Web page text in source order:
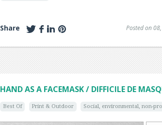
Share Posted on
HAND AS A FACEMASK / DIFFICILE DE
Best Of Print & Outdoor Social, environmental, non-